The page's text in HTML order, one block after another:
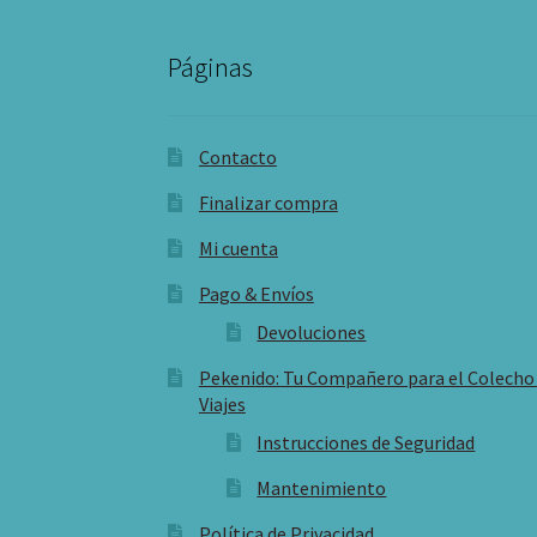
Páginas
Contacto
Finalizar compra
Mi cuenta
Pago & Envíos
Devoluciones
Pekenido: Tu Compañero para el Colecho
Viajes
Instrucciones de Seguridad
Mantenimiento